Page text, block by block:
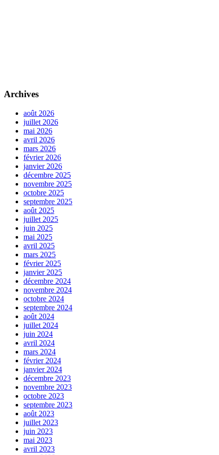
Archives
août 2026
juillet 2026
mai 2026
avril 2026
mars 2026
février 2026
janvier 2026
décembre 2025
novembre 2025
octobre 2025
septembre 2025
août 2025
juillet 2025
juin 2025
mai 2025
avril 2025
mars 2025
février 2025
janvier 2025
décembre 2024
novembre 2024
octobre 2024
septembre 2024
août 2024
juillet 2024
juin 2024
avril 2024
mars 2024
février 2024
janvier 2024
décembre 2023
novembre 2023
octobre 2023
septembre 2023
août 2023
juillet 2023
juin 2023
mai 2023
avril 2023